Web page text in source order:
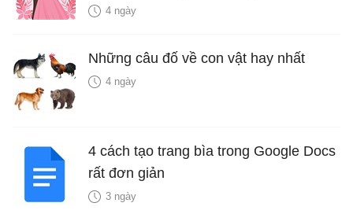
là bao nhiêu năm?
4 ngày
Những câu đố về con vật hay nhất
4 ngày
4 cách tạo trang bìa trong Google Docs
rất đơn giản
3 ngày